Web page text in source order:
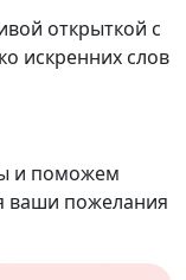
открыткой с
искренних слов
и поможем
ваши пожелания